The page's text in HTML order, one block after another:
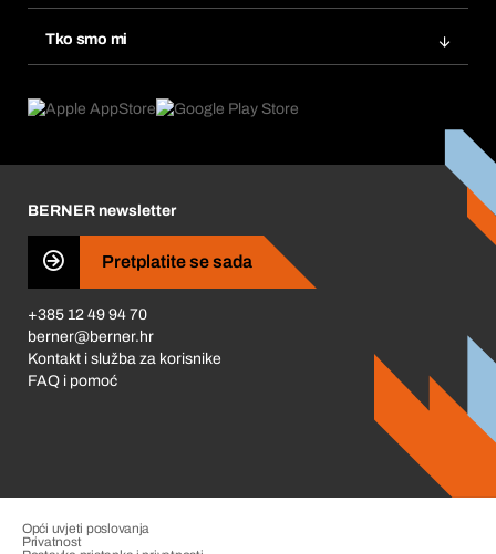
Ponovno naručivanje
Pretplate
Tražitelji proizvoda
Tko smo mi
Što nas pokreće
Business Conduct
BERNER newsletter
Pretplatite se sada
+385 12 49 94 70
berner@berner.hr
Kontakt i služba za korisnike
FAQ i pomoć
Opći uvjeti poslovanja
Privatnost